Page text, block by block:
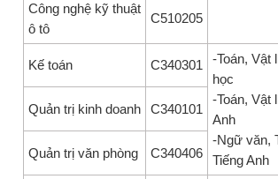
Công nghệ kỹ thuật
ô tô
C510205
Kế toán C340301
-Toán, Vật
học
-Toán, Vật
Anh
-Ngữ văn,
Tiếng Anh
Quản trị kinh doanh C340101
Quản trị văn phòng C340406